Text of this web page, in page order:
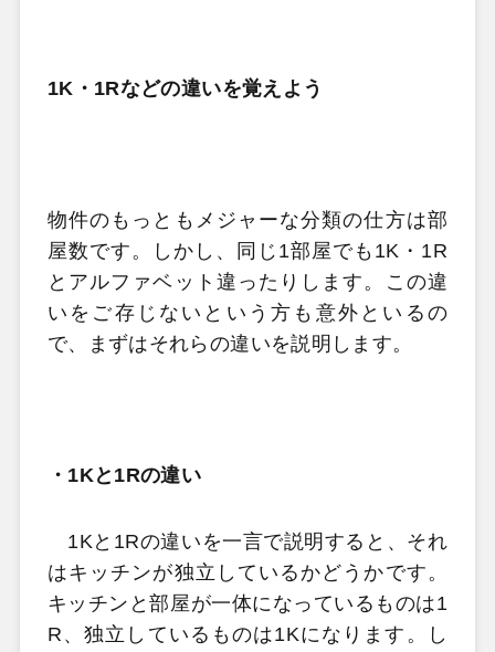
1K・1Rなどの違いを覚えよう
物件のもっともメジャーな分類の仕方は部
屋数です。しかし、同じ 1部屋でも 1K ・ 1R
とアルファベット違ったりします。この違
いをご存じないという方も意外といるの
で、まずはそれらの違いを説明します。
・ 1Kと 1Rの違い
1K と 1Rの違いを一言で説明すると、それ
はキッチンが独立しているかどうかです。
キッチンと部屋が一体になっているものは1
R 、独立しているものは1Kになります。し